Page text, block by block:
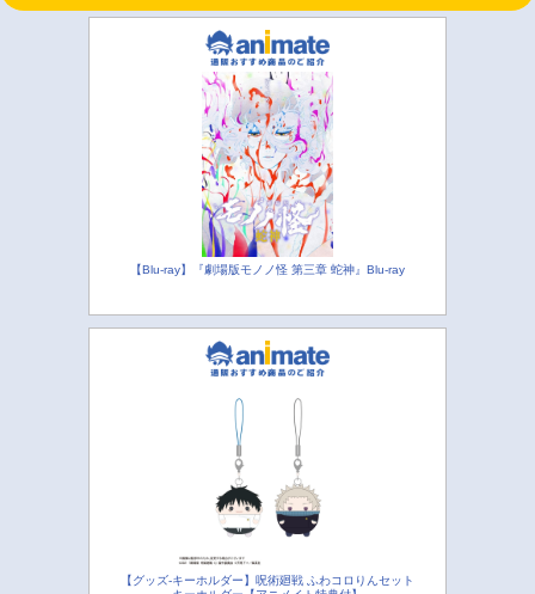
【Blu-ray】『劇場版モノノ怪 第三章 蛇神』Blu-ray
【グッズ-キーホルダー】呪術廻戦 ふわコロりんセット